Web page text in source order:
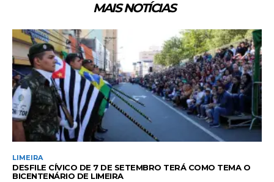
MAIS NOTÍCIAS
LIMEIRA
DESFILE CÍVICO DE 7 DE SETEMBRO TERÁ COMO TEMA O
BICENTENÁRIO DE LIMEIRA